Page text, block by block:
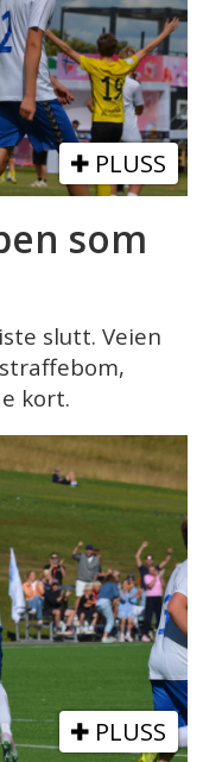
PLUSS
som
slutt. Veien
kort.
PLUSS